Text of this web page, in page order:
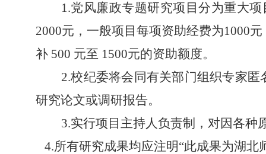
1.党风廉政专题研究项目分为重大
2000元，一般项目每项资助经费为1000
补 500 元至 1500元的资助额度。
2.校纪委将会同有关部门组织专家
研究论文或调研报告。
3.实行项目主持人负责制，对因各种
4.所有研究成果均应注明“此成果为湖